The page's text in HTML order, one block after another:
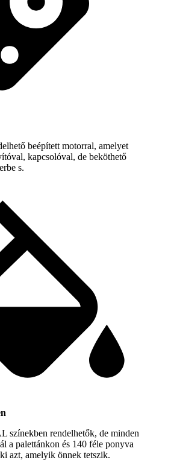
beépített motorral, amelyet
kapcsolóval, de beköthető
s.
színekben rendelhetők, de minden
a palettánkon és 140 féle ponyva
azt, amelyik önnek tetszik.